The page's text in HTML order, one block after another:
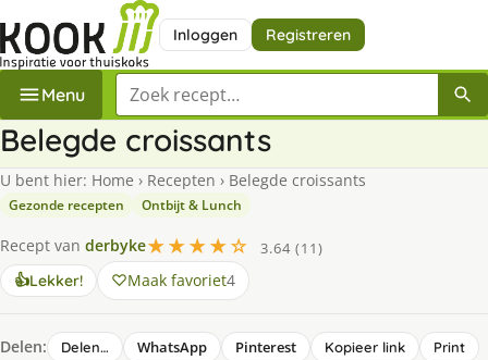
Inloggen Registreren
Menu Zoek een recept
Belegde croissants
U bent hier: Home › Recepten › Belegde croissants
Gezonde recepten Ontbijt & Lunch
Recept van derbyke★★★★☆
3.64 (11)
👍Lekker! Maak favoriet4
Delen: Delen… WhatsApp Pinterest Kopieer link Print